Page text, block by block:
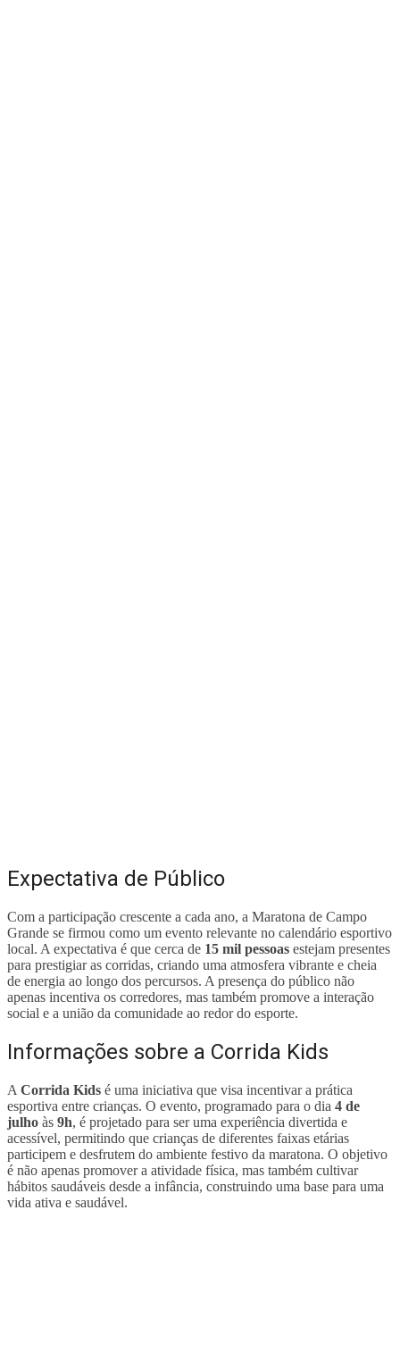
Expectativa de Público
Com a participação crescente a cada ano, a Maratona de Campo
Grande se firmou como um evento relevante no calendário esportivo
local. A expectativa é que cerca de 15 mil pessoas estejam presentes
para prestigiar as corridas, criando uma atmosfera vibrante e cheia
de energia ao longo dos percursos. A presença do público não
apenas incentiva os corredores, mas também promove a interação
social e a união da comunidade ao redor do esporte.
Informações sobre a Corrida Kids
A Corrida Kids é uma iniciativa que visa incentivar a prática
esportiva entre crianças. O evento, programado para o dia 4 de
julho às 9h, é projetado para ser uma experiência divertida e
acessível, permitindo que crianças de diferentes faixas etárias
participem e desfrutem do ambiente festivo da maratona. O objetivo
é não apenas promover a atividade física, mas também cultivar
hábitos saudáveis desde a infância, construindo uma base para uma
vida ativa e saudável.